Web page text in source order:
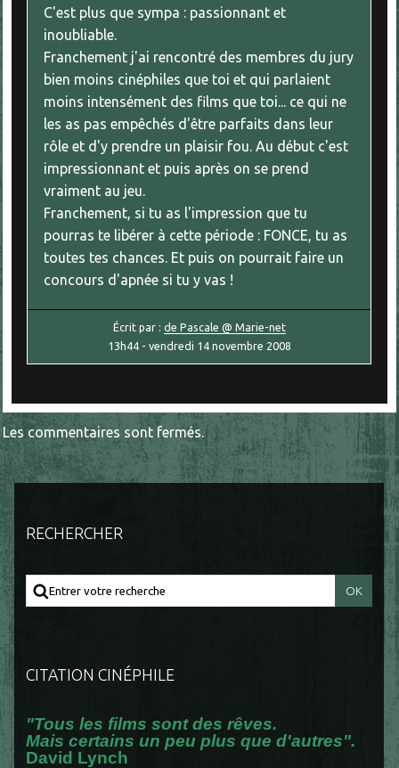
C'est plus que sympa : passionnant et
inoubliable.
Franchement j'ai rencontré des membres du jury
bien moins cinéphiles que toi et qui parlaient
moins intensément des films que toi... ce qui ne
les as pas empêchés d'être parfaits dans leur
rôle et d'y prendre un plaisir fou. Au début c'est
impressionnant et puis après on se prend
vraiment au jeu.
Franchement, si tu as l'impression que tu
pourras te libérer à cette période : FONCE, tu as
toutes tes chances. Et puis on pourrait faire un
concours d'apnée si tu y vas !
Écrit par : de Pascale @ Marie-net
13h44- vendredi 14 novembre 2008
Les commentaires sont fermés.
RECHERCHER
CITATION CINÉPHILE
"Tous les films sont des rêves.
Mais certains un peu plus que d'autres".
David Lynch